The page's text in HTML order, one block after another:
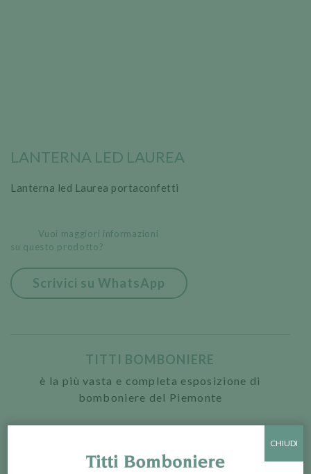
LANTERNA LED LAUREA
Lanterna led Laurea portaconfetti
Vuoi maggiori informazioni
su questo prodotto?
Scrivici su WhatsApp
TITTI BOMBONIERE
è la più vasta e completa esposizione di
bomboniere del Piemonte
SPEDIZIONI
CHIUDI